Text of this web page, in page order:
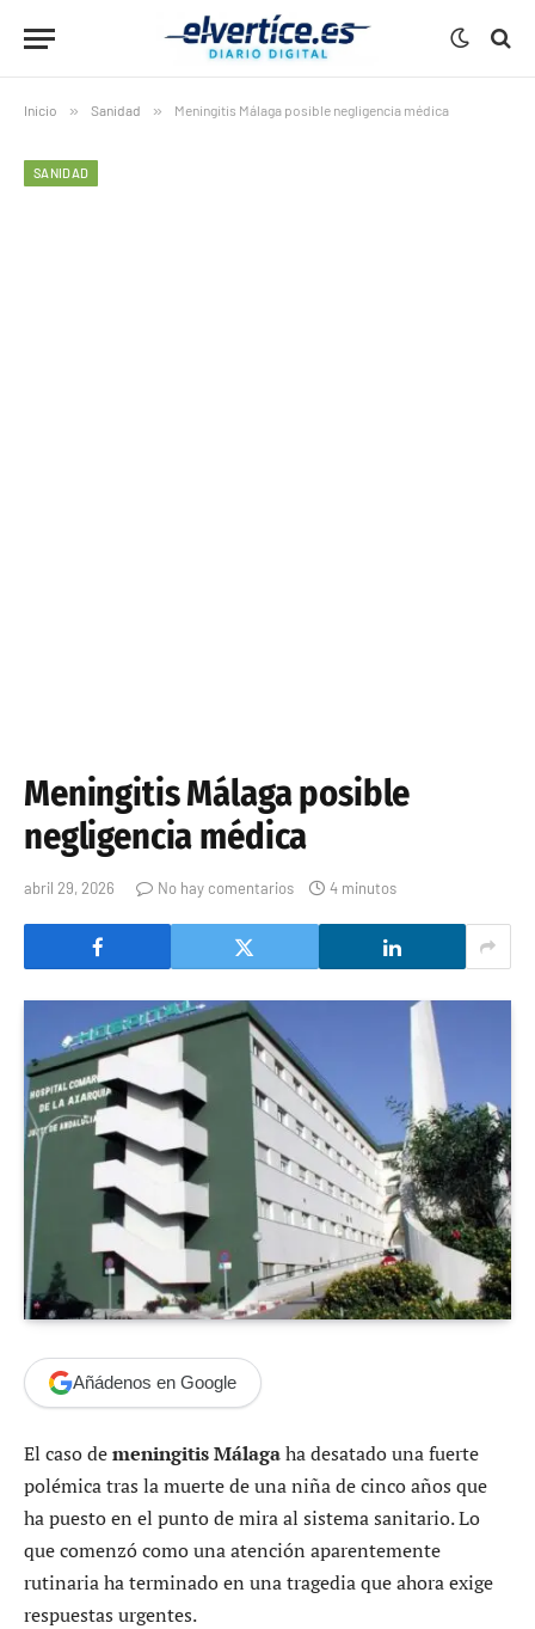
Inicio » Sanidad » Meningitis Málaga posible negligencia médica
SANIDAD
Meningitis Málaga posible
negligencia médica
abril 29, 2026 No hay comentarios 4 minutos
Añádenos en Google
El caso demeningitis Málagaha desatado una fuerte
polémica tras la muerte de una niña de cinco años que
ha puesto en el punto de mira al sistema sanitario. Lo
que comenzó como una atención aparentemente
rutinaria ha terminado en una tragedia que ahora exige
respuestas urgentes.